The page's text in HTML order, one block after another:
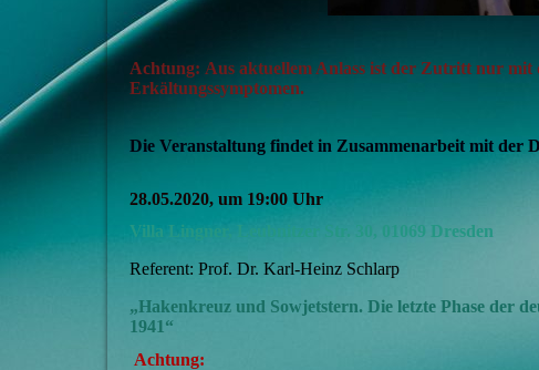
Achtung: Aus aktuellem Anlass ist der Zutritt nur mit
Erkältungssymptomen.
Die Veranstaltung findet in Zusammenarbeit mit der
28.05.2020, um 19:00 Uhr
Villa Lingner, Leubnitzer Str. 30, 01069 Dresden
Referent: Prof. Dr. Karl-Heinz Schlarp
„Hakenkreuz und Sowjetstern. Die letzte Phase der
1941“
Achtung: